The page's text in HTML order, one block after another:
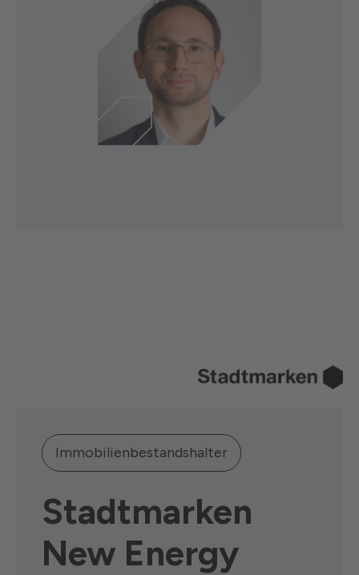
Immobilienbestandshalter
Stadtmarken
New Energy